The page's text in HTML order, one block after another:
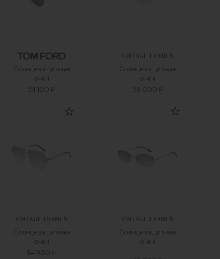
Солнцезащитные
очки
54 100 ₽
VINTAGE FRAMES
Солнцезащитные
очки
58 000 ₽
VINTAGE FRAMES
Солнцезащитные
очки
34 900 ₽
VINTAGE FRAMES
Солнцезащитные
очки